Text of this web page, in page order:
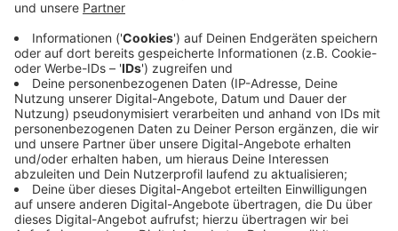
mit jungen 21 Jahren ist die nächste Single auf den
Markt, die verheißungsvoll sein könnte. Sie heißt "Am I
Enough". Wir haben LOI zum Interview eingeladen und
sprechen mit ihr über ihre junge Karriere, den neuen
Song und was sie überhaupt für das kommende Jahr
so plant.
Anzeige